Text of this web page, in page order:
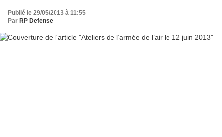
Publié le 29/05/2013 à 11:55
Par RP Defense